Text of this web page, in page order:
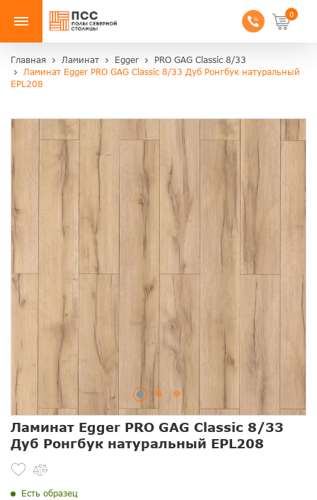
0
Главная Ламинат Egger
PRO GAG Classic 8/33
Ламинат Egger PRO GAG Classic 8/33 Дуб Ронгбук натуральный
EPL208
Ламинат Egger PRO GAG Classic 8/33
Дуб Ронгбук натуральный EPL208
Есть образец